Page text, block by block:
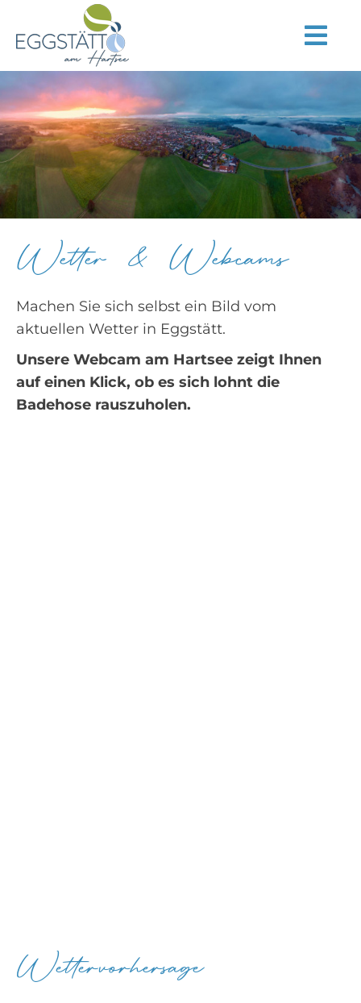
Inhalt
Aktuelles
Entdecken
Übernachten
Unser Ort
Service
Instagram
Wetter & Webcams
Machen Sie sich selbst ein Bild vom
aktuellen Wetter in Eggstätt.
Unsere Webcam am Hartsee zeigt Ihnen
auf einen Klick, ob es sich lohnt die
Badehose rauszuholen.
Wettervorhersage